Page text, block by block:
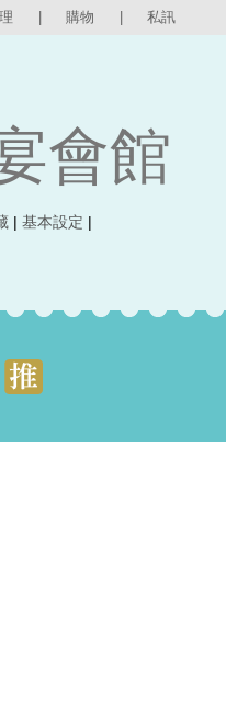
購物 私訊
會館
| 基本設定 |